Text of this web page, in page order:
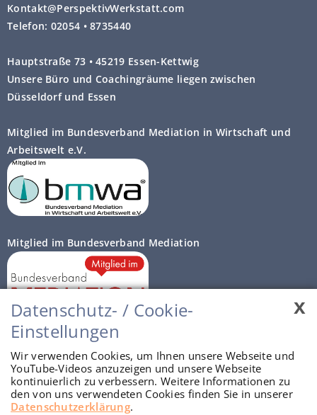
Kontakt@PerspektivWerkstatt.com
Telefon: 02054 • 8735440
Hauptstraße 73 • 45219 Essen-Kettwig
Unsere Büro und Coachingräume liegen zwischen
Düsseldorf und Essen
Mitglied im Bundesverband Mediation in Wirtschaft und
Arbeitswelt e.V.
Mitglied im Bundesverband Mediation
Autorisierte Prozessberater
x
Datenschutz- / Cookie-
Einstellungen
Wir verwenden Cookies, um Ihnen unsere Webseite und
YouTube-Videos anzuzeigen und unsere Webseite
kontinuierlich zu verbessern. Weitere Informationen zu
den von uns verwendeten Cookies finden Sie in unserer
Datenschutzerklärung.